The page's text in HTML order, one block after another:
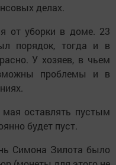
делах.
от уборки в доме. 23
порядок, тогда и в
У хозяев, в чьем
проблемы и в
оставлять пустым
будет пуст.
Симона Зилота было